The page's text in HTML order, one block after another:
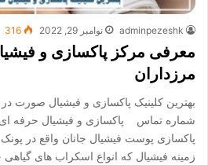
adminpezeshk نوامبر 29, 2022 316
معرفی مرکز پاکسازی و
مرزداران
بهترین کلینیک پاکسازی و فیشیال صورت
شماره تماس پاکسازی و فیشیال حرفه
پاکسازی پوست فیشیال جانان واقع در
زمینه فیشیال که انواع اسکراب های